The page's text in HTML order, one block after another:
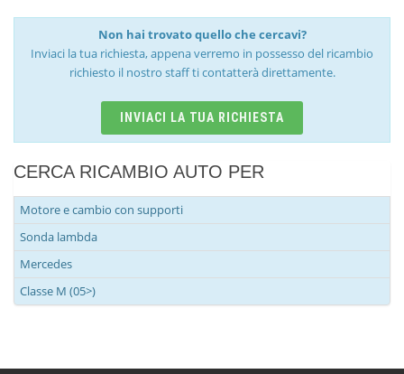
Non hai trovato quello che cercavi?
Inviaci la tua richiesta, appena verremo in possesso del ricambio
richiesto il nostro staff ti contatterà direttamente.
INVIACI LA TUA RICHIESTA
CERCA RICAMBIO AUTO PER
Motore e cambio con supporti
Sonda lambda
Mercedes
Classe M (05>)